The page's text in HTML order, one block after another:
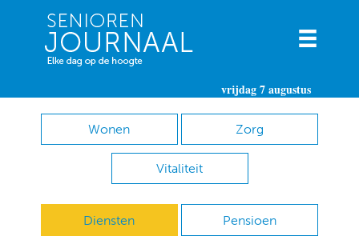
vrijdag 7 augustus
Wonen Zorg
Vitaliteit
Diensten Pensioen